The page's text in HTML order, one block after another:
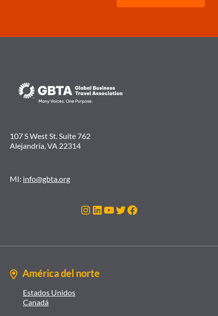
107 S West St. Suite 762
Alejandría, VA 22314
MI: info@gbta.org
Instagram
LinkedIn
YouTube
Twitter
Facebook
América del norte
Estados Unidos
Canadá